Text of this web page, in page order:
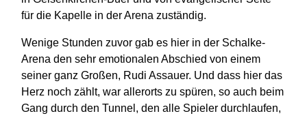
für die Kapelle in der Arena zuständig.
Wenige Stunden zuvor gab es hier in der Schalke-
Arena den sehr emotionalen Abschied von einem
seiner ganz Großen, Rudi Assauer. Und dass hier das
Herz noch zählt, war allerorts zu spüren, so auch beim
Gang durch den Tunnel, den alle Spieler durchlaufen,